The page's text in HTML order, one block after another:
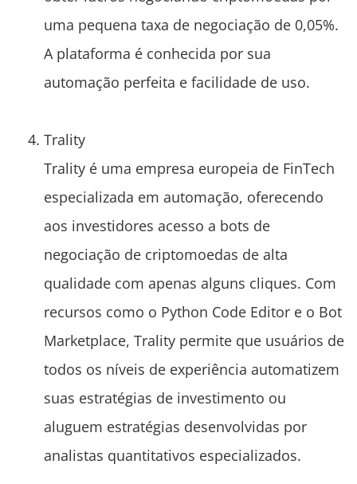
uma pequena taxa de negociação de 0,05%.
A plataforma é conhecida por sua
automação perfeita e facilidade de uso.
Trality
Trality é uma empresa europeia de FinTech
especializada em automação, oferecendo
aos investidores acesso a bots de
negociação de criptomoedas de alta
qualidade com apenas alguns cliques. Com
recursos como o Python Code Editor e o Bot
Marketplace, Trality permite que usuários de
todos os níveis de experiência automatizem
suas estratégias de investimento ou
aluguem estratégias desenvolvidas por
analistas quantitativos especializados.